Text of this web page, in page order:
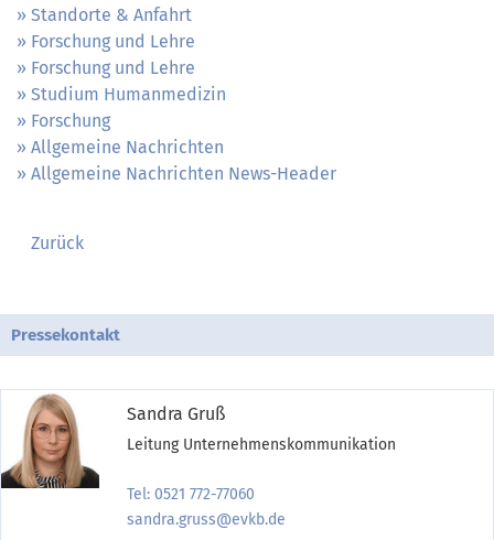
Standorte & Anfahrt
Forschung und Lehre
Forschung und Lehre
Studium Humanmedizin
Forschung
Allgemeine Nachrichten
Allgemeine Nachrichten News-Header
Zurück
Pressekontakt
Sandra Gruß
Leitung Unternehmenskommunikation
Tel: 0521 772-77060
sandra.gruss@evkb.de